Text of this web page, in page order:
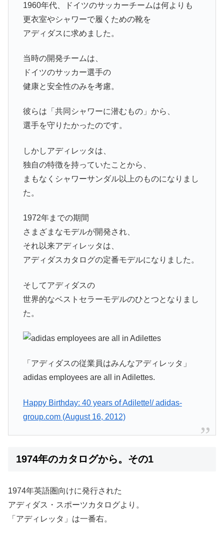
1960年代、ドイツのサッカーチームは何よりも
更衣室やシャワーで履くための靴を
アディダスに求めました。
当時の開発チームは、
ドイツのサッカー選手の
健康と安全性のみを考慮。
彼らは「共同シャワーに潜むもの」から、
選手を守りたかったのです。
しかしアディレッタは、
独自の特徴を持っていたことから、
まもなくシャワーサンダル以上のものになりまし
た。
1972年までの期間
さまざまなモデルが開発され、
それ以来アディレッタは、
アディダスカタログの定番モデルになりました。
そしてアディダスの
世界的なベストセラーモデルのひとつとなりまし
た。
「アディダスの従業員はみんなアディレッタ」
adidas employees are all in Adilettes.
Happy Birthday: 40 years of Adilette!/ adidas-
group.com (August 16, 2012)
1974年のカタログから。その1
1974年英語圏向けに発行された
アディダス・スポーツカタログより。
「アディレッタ」は一番右。